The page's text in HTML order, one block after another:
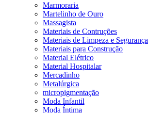
Marmoraria
Martelinho de Ouro
Massagista
Materiais de Contruções
Materiais de Limpeza e Segurança
Materiais para Construção
Material Elétrico
Material Hospitalar
Mercadinho
Metalúrgica
micropigmentação
Moda Infantil
Moda Íntima